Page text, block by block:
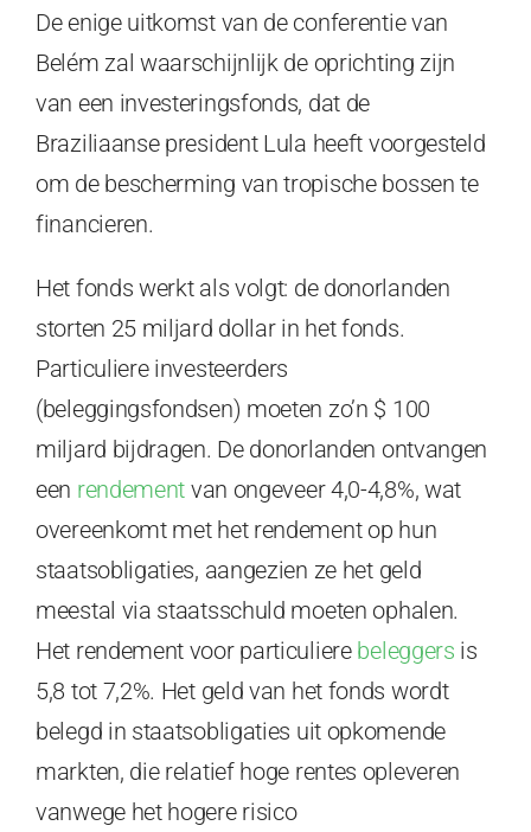
De enige uitkomst van de conferentie van
Belém zal waarschijnlijk de oprichting zijn
van een investeringsfonds, dat de
Braziliaanse president Lula heeft voorgesteld
om de bescherming van tropische bossen te
financieren.
Het fonds werkt als volgt: de donorlanden
storten 25 miljard dollar in het fonds.
Particuliere investeerders
(beleggingsfondsen) moeten zo’n $ 100
miljard bijdragen. De donorlanden ontvangen
een rendement van ongeveer 4,0-4,8%, wat
overeenkomt met het rendement op hun
staatsobligaties, aangezien ze het geld
meestal via staatsschuld moeten ophalen.
Het rendement voor particuliere beleggers is
5,8 tot 7,2%. Het geld van het fonds wordt
belegd in staatsobligaties uit opkomende
markten, die relatief hoge rentes opleveren
vanwege het hogere risico